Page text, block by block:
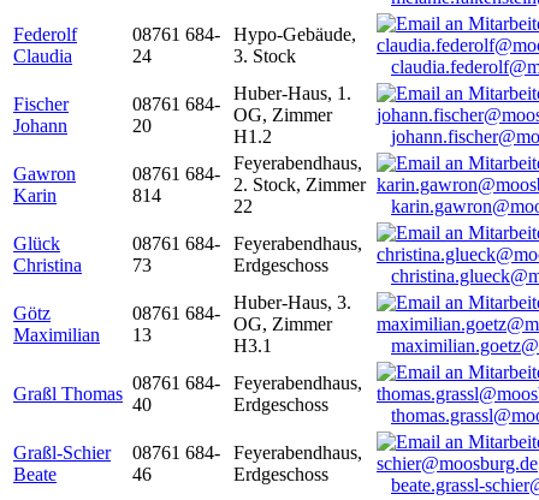
Federolf
Claudia
08761 684-
24
Hypo-Gebäude,
3. Stock
Fischer
Johann
08761 684-
20
Huber-Haus, 1.
OG, Zimmer
H1.2
Gawron
Karin
08761 684-
814
Feyerabendhaus,
2. Stock, Zimmer
22
Glück
Christina
08761 684-
73
Feyerabendhaus,
Erdgeschoss
Götz
Maximilian
08761 684-
13
Huber-Haus, 3.
OG, Zimmer
H3.1
Graßl Thomas
08761 684-
40
Feyerabendhaus,
Erdgeschoss
Graßl-Schier
Beate
08761 684-
46
Feyerabendhaus,
Erdgeschoss
beate.grassl-